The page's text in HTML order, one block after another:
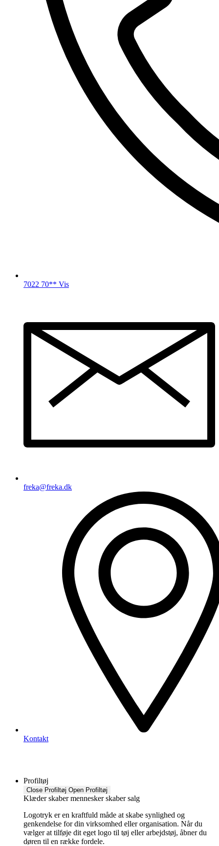
7022 70** Vis
freka@freka.dk
Kontakt
Profiltøj
Close Profiltøj Open Profiltøj
Klæder skaber mennesker skaber salg
Logotryk er en kraftfuld måde at skabe synlighed og
genkendelse for din virksomhed eller organisation. Når du
vælger at tilføje dit eget logo til tøj eller arbejdstøj, åbner du
døren til en række fordele.